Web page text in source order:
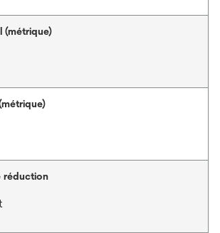
(métrique)
réduction